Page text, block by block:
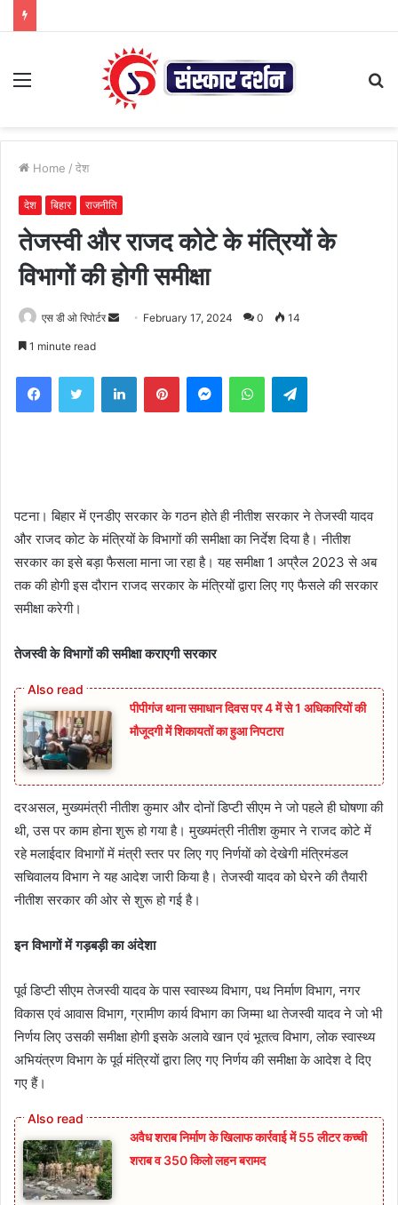
Menu
Home / देश
देश बिहार राजनीति
तेजस्वी और राजद कोटे के मंत्रियों के
विभागों की होगी समीक्षा
एस डी ओ रिपोर्टर
Send February 17, 2024 0 14
1 minute read
FacebookTwitter LinkedInPinterestMessengerWhatsAppTelegram
पटना। बिहार में एनडीए सरकार के गठन होते ही नीतीश सरकार ने तेजस्वी यादव
और राजद कोट के मंत्रियों के विभागों की समीक्षा का निर्देश दिया है। नीतीश
सरकार का इसे बड़ा फैसला माना जा रहा है। यह समीक्षा 1 अप्रैल 2023 से अब
तक की होगी इस दौरान राजद सरकार के मंत्रियों द्वारा लिए गए फैसले की सरकार
समीक्षा करेगी।
तेजस्वी के विभागों की समीक्षा कराएगी सरकार
पीपीगंज थाना समाधान दिवस पर 4 में से 1 अधिकारियों की
मौजूदगी में शिकायतों का हुआ निपटारा
दरअसल, मुख्यमंत्री नीतीश कुमार और दोनों डिप्टी सीएम ने जो पहले ही घोषणा की
थी, उस पर काम होना शुरू हो गया है। मुख्यमंत्री नीतीश कुमार ने राजद कोटे में
रहे मलाईदार विभागों में मंत्री स्तर पर लिए गए निर्णयों को देखेगी मंत्रिमंडल
सचिवालय विभाग ने यह आदेश जारी किया है। तेजस्वी यादव को घेरने की तैयारी
नीतीश सरकार की ओर से शुरू हो गई है।
इन विभागों में गड़बड़ी का अंदेशा
पूर्व डिप्टी सीएम तेजस्वी यादव के पास स्वास्थ्य विभाग, पथ निर्माण विभाग, नगर
विकास एवं आवास विभाग, ग्रामीण कार्य विभाग का जिम्मा था तेजस्वी यादव ने जो भी
निर्णय लिए उसकी समीक्षा होगी इसके अलावे खान एवं भूतत्व विभाग, लोक स्वास्थ्य
अभियंत्रण विभाग के पूर्व मंत्रियों द्वारा लिए गए निर्णय की समीक्षा के आदेश दे दिए
गए हैं।
अवैध शराब निर्माण के खिलाफ कार्रवाई में 55 लीटर कच्ची
शराब व 350 किलो लहन बरामद